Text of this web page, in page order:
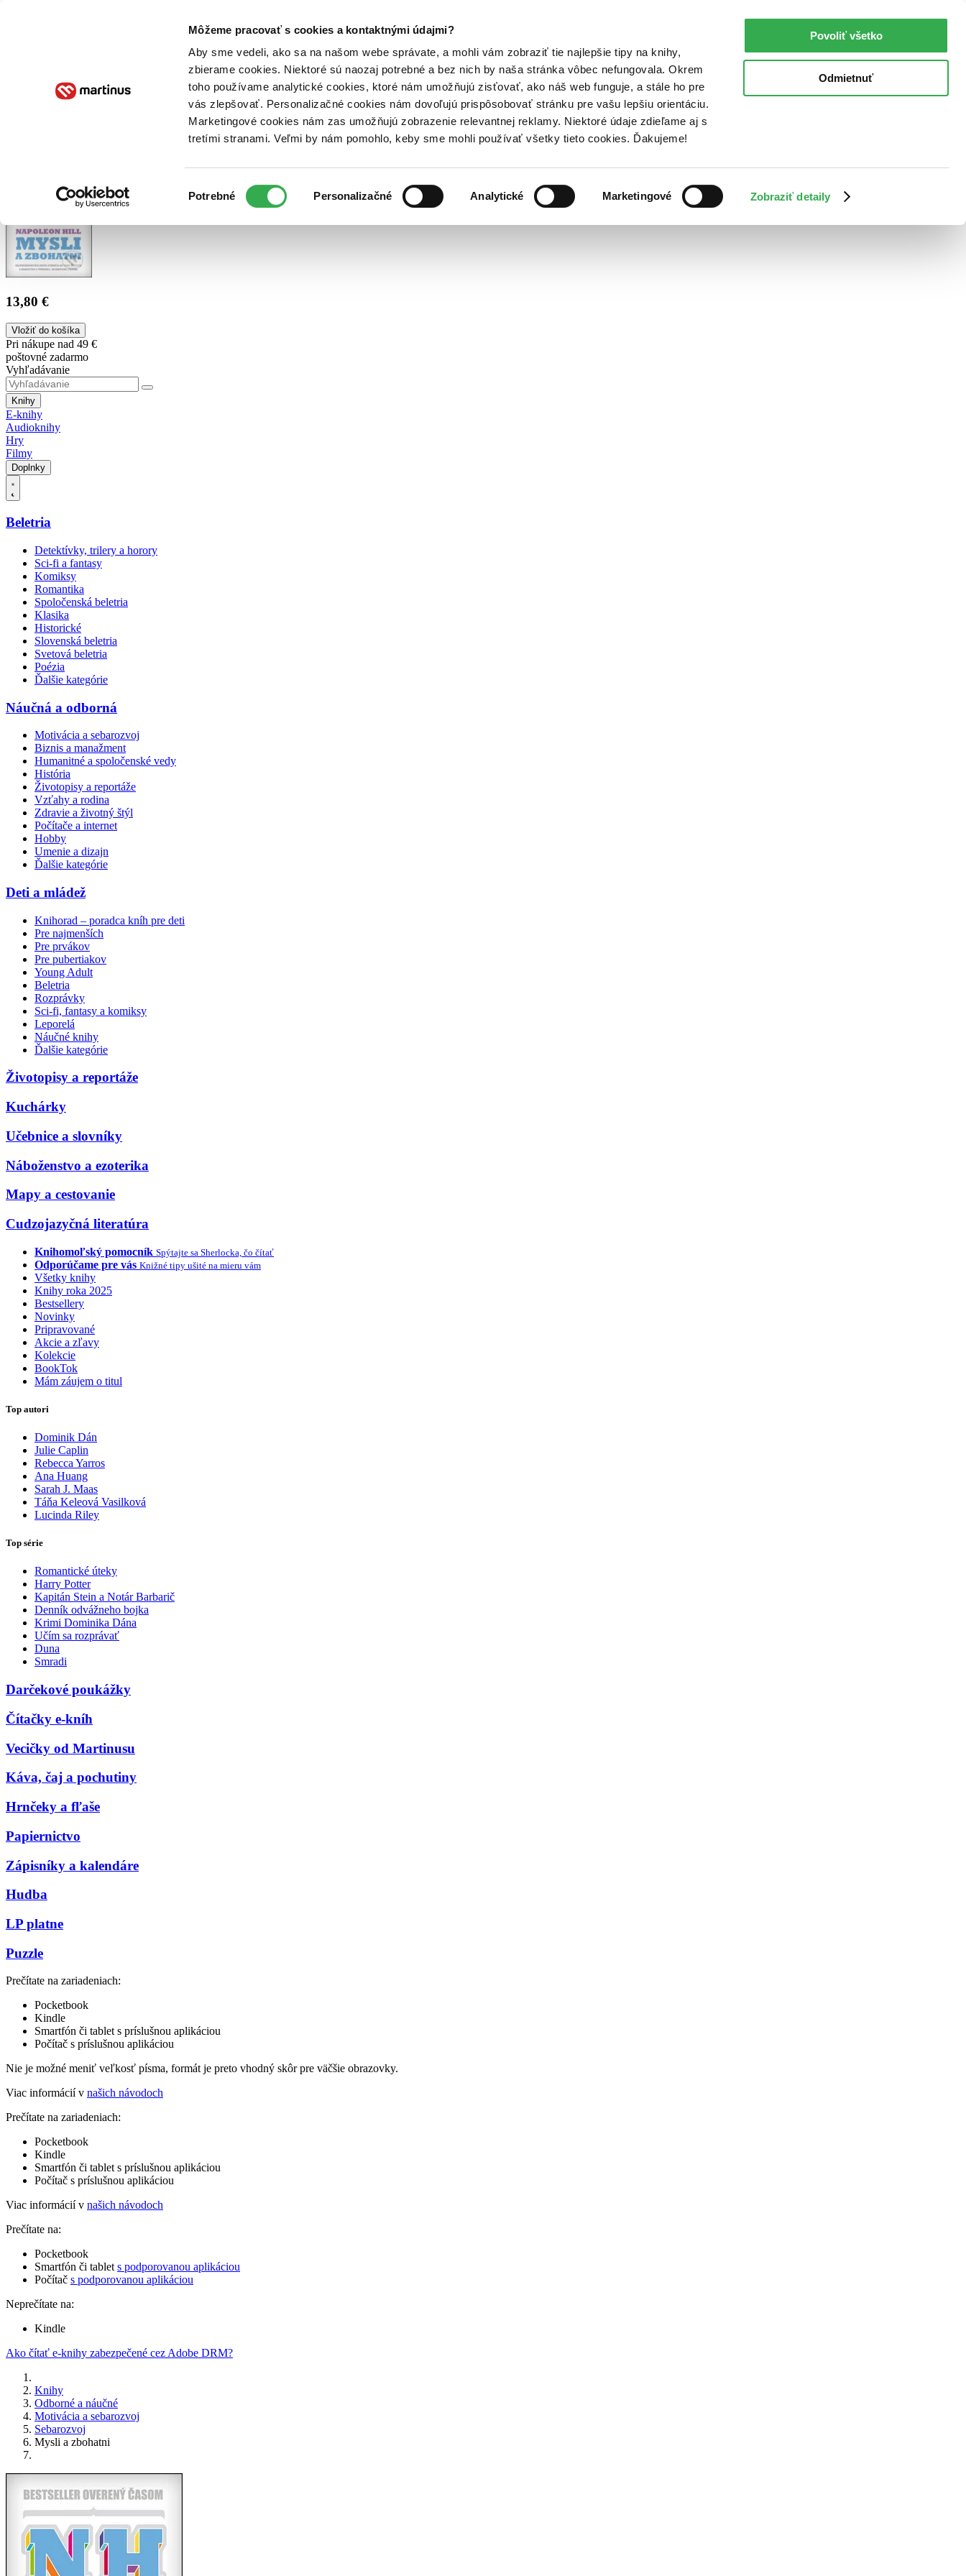
Môžeme pracovať s cookies a kontaktnými údajmi?
Aby sme vedeli, ako sa na našom webe správate, a mohli vám zobraziť tie najlepšie tipy na knihy,
zbierame cookies. Niektoré sú naozaj potrebné a bez nich by naša stránka vôbec nefungovala. Okrem
toho používame analytické cookies, ktoré nám umožňujú zisťovať, ako náš web funguje, a stále ho pre
vás zlepšovať. Personalizačné cookies nám dovoľujú prispôsobovať stránku pre vašu lepšiu orientáciu.
Marketingové cookies nám zas umožňujú zobrazenie relevantnej reklamy. Niektoré údaje zdieľame aj s
tretími stranami. Veľmi by nám pomohlo, keby sme mohli používať všetky tieto cookies. Ďakujeme!
súhlasu
Potrebné Personalizačné Analytické Marketingové Zobraziť detaily
Povoliť všetko
Odmietnuť
Poukážky Kontakt
13,80 €
Vložiť do košíka
Pri nákupe nad 49 €
poštovné zadarmo
Vyhľadávanie
Knihy
E-knihy
Audioknihy
Hry
Filmy
Doplnky
Beletria
Detektívky, trilery a horory
Sci-fi a fantasy
Komiksy
Romantika
Spoločenská beletria
Klasika
Historické
Slovenská beletria
Svetová beletria
Poézia
Ďalšie kategórie
Náučná a odborná
Motivácia a sebarozvoj
Biznis a manažment
Humanitné a spoločenské vedy
História
Životopisy a reportáže
Vzťahy a rodina
Zdravie a životný štýl
Počítače a internet
Hobby
Umenie a dizajn
Ďalšie kategórie
Deti a mládež
Knihorad – poradca kníh pre deti
Pre najmenších
Pre prvákov
Pre pubertiakov
Young Adult
Beletria
Rozprávky
Sci-fi, fantasy a komiksy
Leporelá
Náučné knihy
Ďalšie kategórie
Životopisy a reportáže
Kuchárky
Učebnice a slovníky
Náboženstvo a ezoterika
Mapy a cestovanie
Cudzojazyčná literatúra
Knihomoľský pomocník Spýtajte sa Sherlocka, čo čítať
Odporúčame pre vás Knižné tipy ušité na mieru vám
Všetky knihy
Knihy roka 2025
Bestsellery
Novinky
Pripravované
Akcie a zľavy
Kolekcie
BookTok
Mám záujem o titul
Top autori
Dominik Dán
Julie Caplin
Rebecca Yarros
Ana Huang
Sarah J. Maas
Táňa Keleová Vasilková
Lucinda Riley
Top série
Romantické úteky
Harry Potter
Kapitán Stein a Notár Barbarič
Denník odvážneho bojka
Krimi Dominika Dána
Učím sa rozprávať
Duna
Smradi
Darčekové poukážky
Čítačky e-kníh
Vecičky od Martinusu
Káva, čaj a pochutiny
Hrnčeky a fľaše
Papiernictvo
Zápisníky a kalendáre
Hudba
LP platne
Puzzle
Prečítate na zariadeniach:
Pocketbook
Kindle
Smartfón či tablet s príslušnou aplikáciou
Počítač s príslušnou aplikáciou
Nie je možné meniť veľkosť písma, formát je preto vhodný skôr pre väčšie obrazovky.
Viac informácií v našich návodoch
Prečítate na zariadeniach:
Pocketbook
Kindle
Smartfón či tablet s príslušnou aplikáciou
Počítač s príslušnou aplikáciou
Viac informácií v našich návodoch
Prečítate na:
Pocketbook
Smartfón či tablet s podporovanou aplikáciou
Počítač s podporovanou aplikáciou
Neprečítate na:
Kindle
Ako čítať e-knihy zabezpečené cez Adobe DRM?
Knihy
Odborné a náučné
Motivácia a sebarozvoj
Sebarozvoj
Mysli a zbohatni